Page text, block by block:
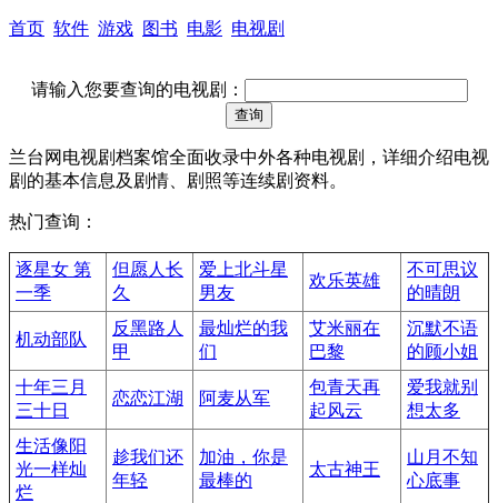
首页 软件 游戏 图书 电影 电视剧
请输入您要查询的电视剧：
兰台网电视剧档案馆全面收录中外各种电视剧，详细介绍电视
剧的基本信息及剧情、剧照等连续剧资料。
热门查询：
逐星女 第
一季
但愿人长
久
爱上北斗星
男友
欢乐英雄
不可思议
的晴朗
机动部队
反黑路人
甲
最灿烂的我
们
艾米丽在
巴黎
沉默不语
的顾小姐
十年三月
三十日
恋恋江湖 阿麦从军
包青天再
起风云
爱我就别
想太多
生活像阳
光一样灿
烂
趁我们还
年轻
加油，你是
最棒的
太古神王
山月不知
心底事